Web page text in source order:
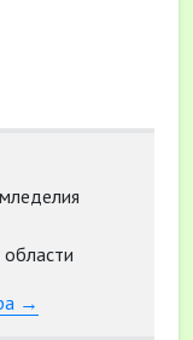
области
→